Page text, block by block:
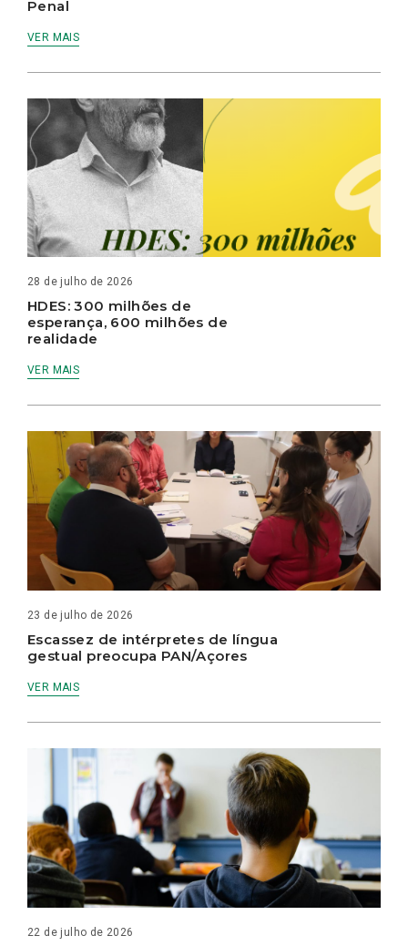
Penal
VER MAIS
28 de julho de 2026
HDES: 300 milhões de
esperança, 600 milhões de
realidade
VER MAIS
23 de julho de 2026
Escassez de intérpretes de língua
gestual preocupa PAN/Açores
VER MAIS
22 de julho de 2026